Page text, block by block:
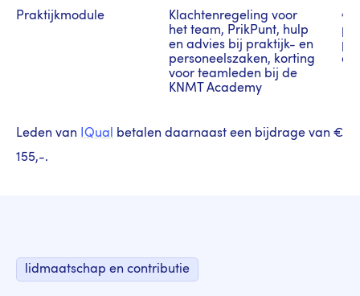
Praktijkmodule
Klachtenregeling voor
het team, PrikPunt, hulp
en advies bij praktijk- en
personeelszaken, korting
voor teamleden bij de
KNMT Academy
€
de
Leden van IQual betalen daarnaast een bijdrage van €
155,-.
lidmaatschap en contributie